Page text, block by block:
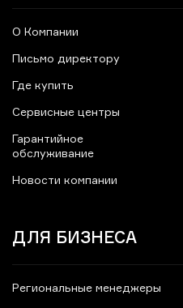
О Компании
Письмо директору
Где купить
Сервисные центры
Гарантийное
обслуживание
Новости компании
ДЛЯ БИЗНЕСА
Региональные менеджеры